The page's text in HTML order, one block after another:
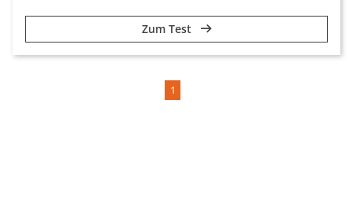
Zum Test
1